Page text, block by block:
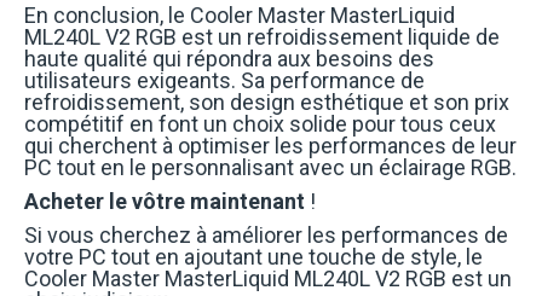
En conclusion, le Cooler Master MasterLiquid
ML240L V2 RGB est un refroidissement liquide de
haute qualité qui répondra aux besoins des
utilisateurs exigeants. Sa performance de
refroidissement, son design esthétique et son prix
compétitif en font un choix solide pour tous ceux
qui cherchent à optimiser les performances de leur
PC tout en le personnalisant avec un éclairage RGB.
Acheter le vôtre maintenant !
Si vous cherchez à améliorer les performances de
votre PC tout en ajoutant une touche de style, le
Cooler Master MasterLiquid ML240L V2 RGB est un